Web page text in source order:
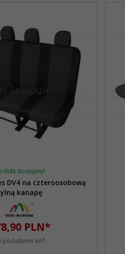
dostępny!
DV4 na czteroosobową
kanapę
90 PLN*
podatkiem VAT